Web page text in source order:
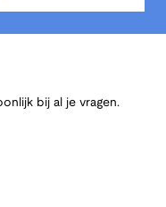
bij al je vragen.